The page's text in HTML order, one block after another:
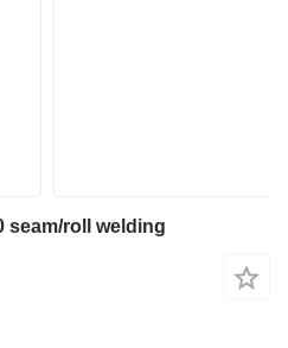
seam/roll welding